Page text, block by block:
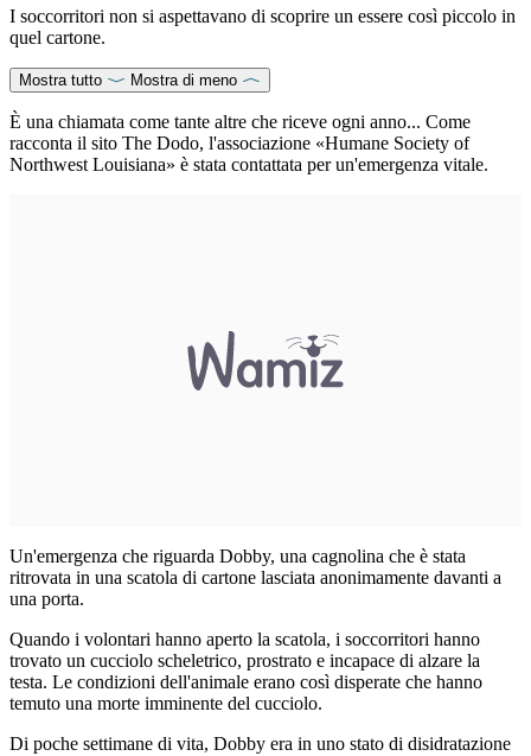
I soccorritori non si aspettavano di scoprire un essere così piccolo in
quel cartone.
Mostra tutto Mostra di meno
È una chiamata come tante altre che riceve ogni anno... Come
racconta il sito The Dodo, l'associazione «Humane Society of
Northwest Louisiana» è stata contattata per un'emergenza vitale.
Un'emergenza che riguarda Dobby, una cagnolina che è stata
ritrovata in una scatola di cartone lasciata anonimamente davanti a
una porta.
Quando i volontari hanno aperto la scatola, i soccorritori hanno
trovato un cucciolo scheletrico, prostrato e incapace di alzare la
testa. Le condizioni dell'animale erano così disperate che hanno
temuto una morte imminente del cucciolo.
Di poche settimane di vita, Dobby era in uno stato di disidratazione